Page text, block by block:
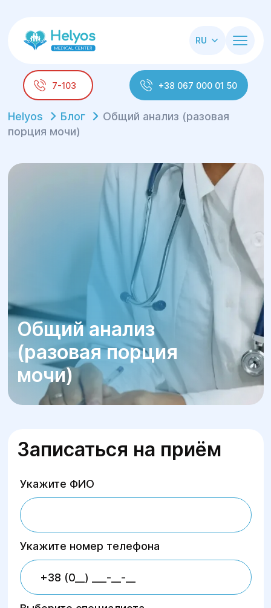
RU
7-103 +38 067 000 01 50
Helyos Блог
Общий анализ (разовая
порция мочи)
Общий анализ
(разовая порция
мочи)
Записаться на приём
Укажите ФИО
Укажите номер телефона